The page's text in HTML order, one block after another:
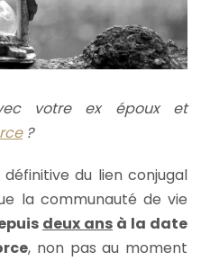
votre ex époux et
?
du lien conjugal
la communauté de vie
deux ans à la date
, non pas au moment